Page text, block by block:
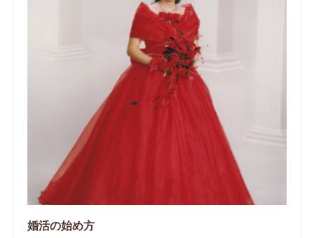
婚活の始め方